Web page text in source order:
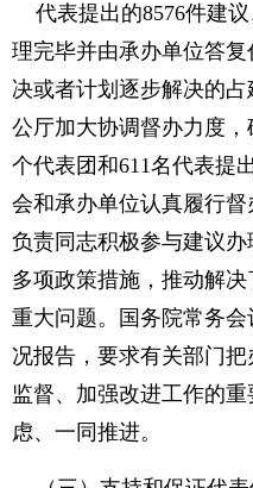
代表提出的8576件建
理完毕并由承办单位答
决或者计划逐步解决的
公厅加大协调督办力度
个代表团和611名代表提
会和承办单位认真履行
负责同志积极参与建议
多项政策措施，推动解
重大问题。国务院常务
况报告，要求有关部门
监督、加强改进工作的
虑、一同推进。